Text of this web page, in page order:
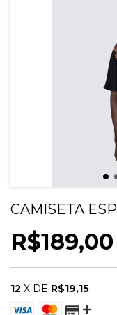
CAMISETA
R$189,00
12 X DE R$19,15